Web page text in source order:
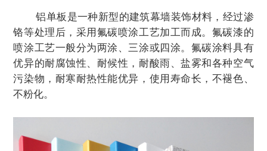
铝单板是一种新型的建筑幕墙装饰材料，经过渗
铬等处理后，采用氟碳喷涂工艺加工而成。氟碳漆的
喷涂工艺一般分为两涂、三涂或四涂。氟碳涂料具有
优异的耐腐蚀性、耐候性，耐酸雨、盐雾和各种空气
污染物，耐寒耐热性能优异，使用寿命长，不褪色、
不粉化。